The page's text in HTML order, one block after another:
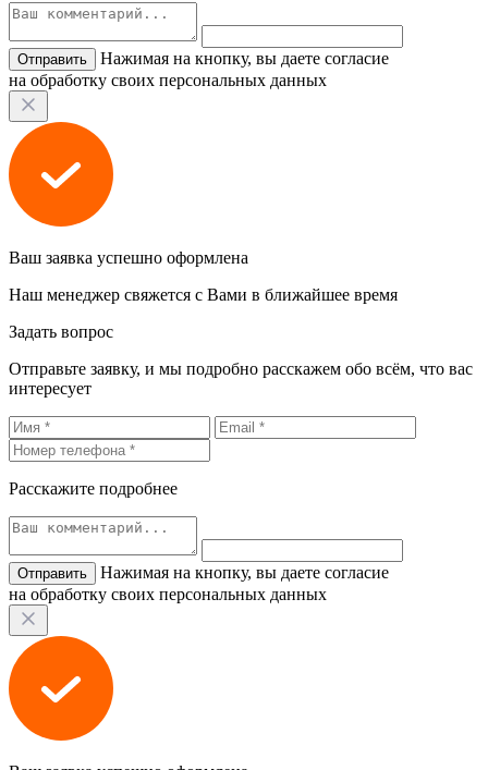
Нажимая на кнопку, вы даете согласие
на обработку своих персональных данных
Ваш заявка успешно оформлена
Наш менеджер свяжется с Вами в ближайшее время
Задать вопрос
Отправьте заявку, и мы подробно расскажем обо всём, что вас
интересует
Расскажите подробнее
Нажимая на кнопку, вы даете согласие
на обработку своих персональных данных